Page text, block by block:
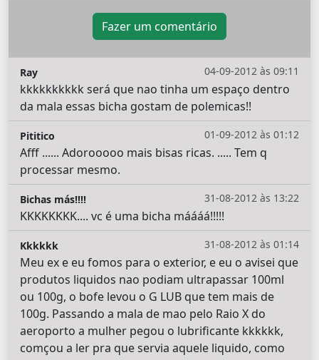
Fazer um comentário
04-09-2012 às 09:11
Ray
kkkkkkkkkk será que nao tinha um espaço dentro
da mala essas bicha gostam de polemicas!!
01-09-2012 às 01:12
Pititico
Afff ...... Adorooooo mais bisas ricas. ..... Tem q
processar mesmo.
31-08-2012 às 13:22
Bichas más!!!!
KKKKKKKK.... vc é uma bicha máááá!!!!!
31-08-2012 às 01:14
Kkkkkk
Meu ex e eu fomos para o exterior, e eu o avisei que
produtos liquidos nao podiam ultrapassar 100ml
ou 100g, o bofe levou o G LUB que tem mais de
100g. Passando a mala de mao pelo Raio X do
aeroporto a mulher pegou o lubrificante kkkkkk,
comçou a ler pra que servia aquele liquido, como